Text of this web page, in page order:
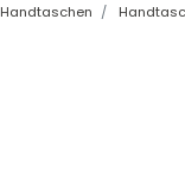
Handtaschen